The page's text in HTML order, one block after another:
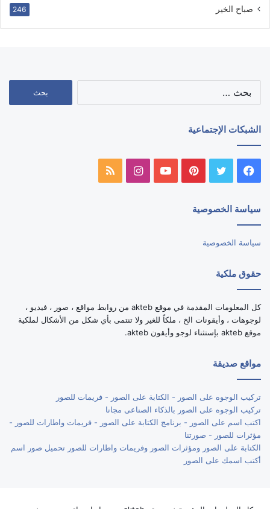
صباح الخير 246
الشبكات الإجتماعية
فيسبوك تويتر بينتيريستيوتيوبانستقرامملخص
سياسة الخصوصية
سياسة الخصوصية
حقوق ملكية
كل المعلومات المقدمة في موقع akteb من روابط مواقع ، صور ، فيديو ،
لوجوهات ، وأيقونات الخ ، ملكاً للغير ولا تنتمى بأي شكل من الأشكال لملكية
موقع akteb بإستثناء لوجو وأيقون akteb.
مواقع صديقة
تركيب الوجوه على الصور - الكتابة على الصور - فريمات للصور
تركيب الوجوه على الصور بالذكاء الصناعى مجانا
اكتب اسم على الصور - برنامج الكتابة على الصور - فريمات واطارات للصور -
مؤثرات للصور - صورتنا
الكتابة على الصور ومؤثرات الصور وفريمات واطارات للصور تحميل صور اسم
أكتب اسمك على الصور